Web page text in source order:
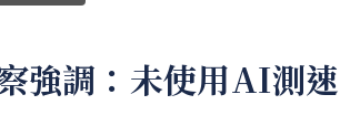
強調：未使用AI測速